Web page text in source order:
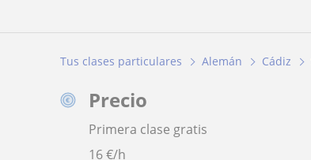
Tus clases particulares Alemán Cádiz
Precio
Primera clase gratis
16€/h